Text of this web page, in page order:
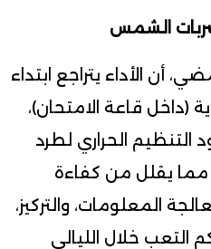
الشمس
أن الأداء يتراجع ابتداء
مائوية (داخل قاعة الامتحان)،
الحراري لطرد
مما يقلل من كفاءة
المعلومات، والتركيز،
التعب خلال الليالي